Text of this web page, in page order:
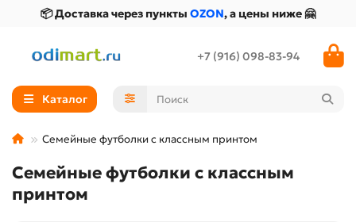
📦 Доставка через пункты OZON, а цены ниже 🤗
+7 (916) 098-83-94
Каталог
Семейные футболки с классным принтом
Семейные футболки с классным
принтом